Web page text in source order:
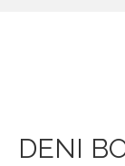
DENI